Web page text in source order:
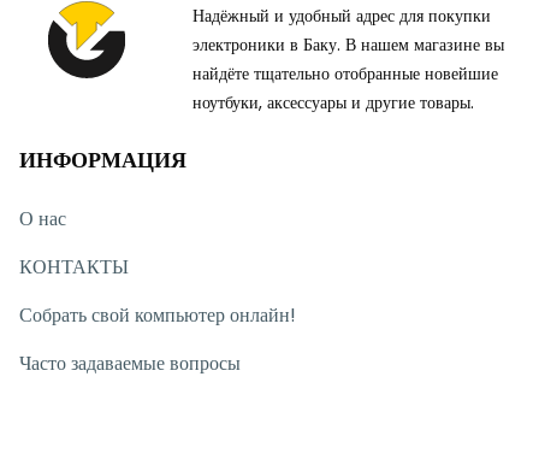
Надёжный и удобный адрес для покупки
электроники в Баку. В нашем магазине вы
найдёте тщательно отобранные новейшие
ноутбуки, аксессуары и другие товары.
ИНФОРМАЦИЯ
О нас
КОНТАКТЫ
Собрать свой компьютер онлайн!
Часто задаваемые вопросы